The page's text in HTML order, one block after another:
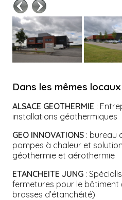
Dans les mêmes locaux
ALSACE GEOTHERMIE :
installations géothermiques
GEO INNOVATIONS: bureau
pompes à chaleur et
géothermie et aérothermie
ETANCHEITE JUNG:
fermetures pour le
brosses d’étanchéité).